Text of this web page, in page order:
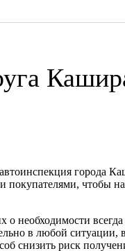
города
покупателями,
в любой
снизить риск